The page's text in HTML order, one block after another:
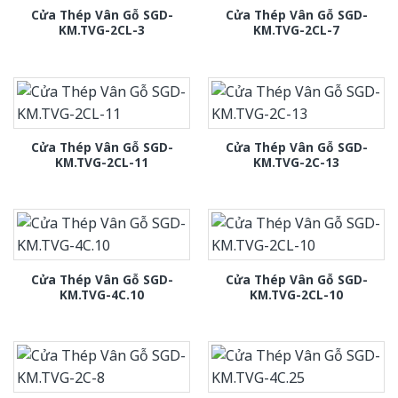
Cửa Thép Vân Gỗ SGD-
KM.TVG-2CL-3
Cửa Thép Vân Gỗ SGD-
KM.TVG-2CL-7
Cửa Thép Vân Gỗ SGD-
KM.TVG-2CL-11
Cửa Thép Vân Gỗ SGD-
KM.TVG-2C-13
Cửa Thép Vân Gỗ SGD-
KM.TVG-4C.10
Cửa Thép Vân Gỗ SGD-
KM.TVG-2CL-10